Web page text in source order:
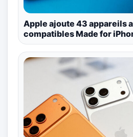
Apple ajoute 43 appareils
compatibles Made for